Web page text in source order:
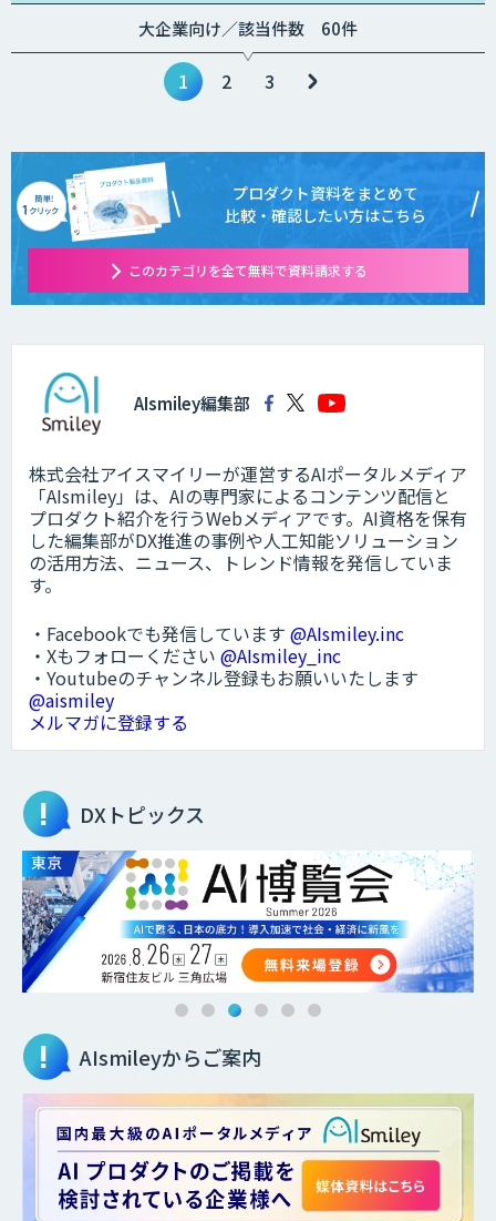
1 2 3
大企業向け／該当件数 60件
プロダクト資料をまとめて
比較・確認したい方はこちら
このカテゴリを全て無料で資料請求する
AIsmiley編集部
株式会社アイスマイリーが運営するAIポータルメディア
「AIsmiley」は、AIの専門家によるコンテンツ配信と
プロダクト紹介を行うWebメディアです。AI資格を保有
した編集部がDX推進の事例や人工知能ソリューション
の活用方法、ニュース、トレンド情報を発信していま
す。
・Facebookでも発信しています @AIsmiley.inc
・Xもフォローください @AIsmiley_inc
・Youtubeのチャンネル登録もお願いいたします
@aismiley
メルマガに登録する
DXトピックス
AIsmileyからご案内